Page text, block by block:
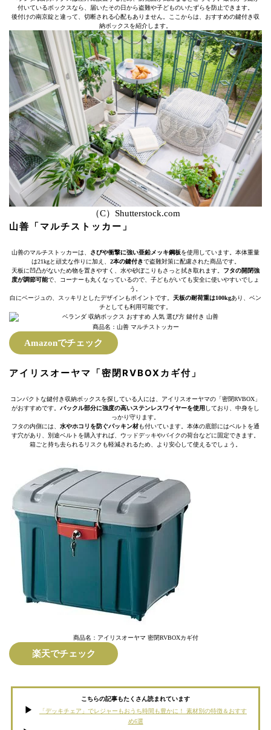
付いているボックスなら、届いたその日から盗難や子どものいたずらを防止できます。
後付けの南京錠と違って、切断される心配もありません。ここからは、おすすめの鍵付き収
納ボックスを紹介します。
（C）Shutterstock.com
山善「マルチストッカー」
山善のマルチストッカーは、 さびや衝撃に強い亜鉛メッキ鋼板を使用しています。本体重量
は21kgと頑丈な作りに加え、 2本の鍵付きで盗難対策に配慮された商品です。
天板に凹凸がないため物を置きやすく、水や砂ぼこりもさっと拭き取れます。 フタの開閉強
度が調節可能で、コーナーも丸くなっているので、子どもがいても安全に使いやすいでしょ
う。
白にベージュの、スッキリとしたデザインもポイントです。 天板の耐荷重は100kgあり、ベン
チとしても利用可能です。
商品名：山善 マルチストッカー
Amazonでチェック
アイリスオーヤマ「密閉RVBOXカギ付」
コンパクトな鍵付き収納ボックスを探している人には、アイリスオーヤマの「密閉RVBOX」
がおすすめです。 バックル部分に強度の高いステンレスワイヤーを使用 しており、中身をし
っかり守ります。
フタの内側には、 水やホコリを防ぐパッキン材も付いています。本体の底部にはベルトを通
す穴があり、別途ベルトを購入すれば、ウッドデッキやバイクの荷台などに固定できます。
箱ごと持ち去られるリスクも軽減されるため、より安心して使えるでしょう。
商品名：アイリスオーヤマ 密閉RVBOXカギ付
楽天でチェック
こちらの記事もたくさん読まれています
「デッキチェア」でレジャーもおうち時間も豊かに！ 素材別の特徴＆おすす
め6選